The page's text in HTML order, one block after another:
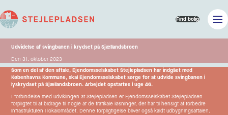
Find bolig
Udvidelse af svingbanen i krydset på Sjællandsbroen
Den 31. oktober 2023
Som en del af den aftale, Ejendomsselskabet Stejlepladsen har indgået med
Københavns Kommune, skal Ejendomsselskabet sørge for at udvide svingbanen i
lyskrydset på Sjællandsbroen. Arbejdet opstartes i uge 46.
I forbindelse med udviklingen af Stejlepladsen er Ejendomsselskabet Stejlepladsen
forpligtet til at bidrage til nogle af de trafikale løsninger, der har til hensigt at forbedre
infrastrukturen i lokalområdet. Denne forpligtigelse bliver også kaldt udbygningsaftalen.